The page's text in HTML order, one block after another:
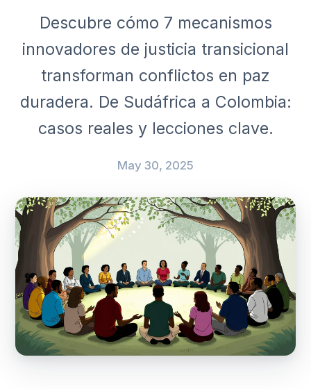
Descubre cómo 7 mecanismos
innovadores de justicia transicional
transforman conflictos en paz
duradera. De Sudáfrica a Colombia:
casos reales y lecciones clave.
May 30, 2025